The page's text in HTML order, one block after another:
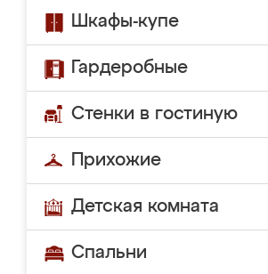
Шкафы-купе
Гардеробные
Стенки в гостиную
Прихожие
Детская комната
Спальни